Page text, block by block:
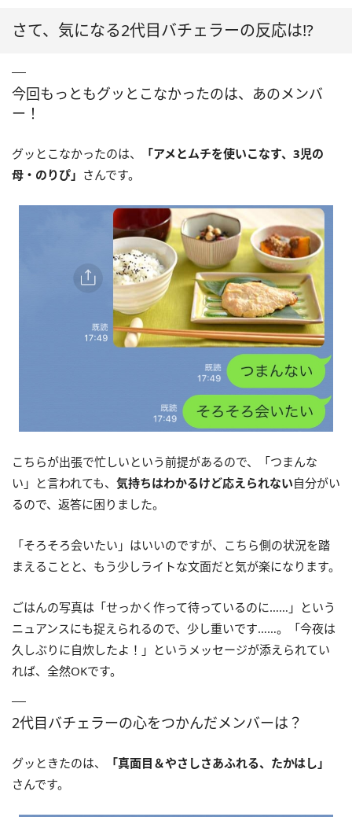
さて、気になる2代目バチェラーの反応は!?
今回もっともグッとこなかったのは、あのメンバ
ー！
グッとこなかったのは、
「アメとムチを使いこなす、3児の
母・のりぴ」 さんです。
こちらが出張で忙しいという前提があるので、「つまんな
い」と言われても、 気持ちはわかるけど応えられない自分がい
るので、返答に困りました。
「そろそろ会いたい」はいいのですが、こちら側の状況を踏
まえることと、もう少しライトな文面だと気が楽になります。
ごはんの写真は「せっかく作って待っているのに……」という
ニュアンスにも捉えられるので、少し重いです……。「今夜は
久しぶりに自炊したよ！」というメッセージが添えられてい
れば、全然OKです。
2代目バチェラーの心をつかんだメンバーは？
グッときたのは、
「真面目＆やさしさあふれる、たかはし」
さんです。